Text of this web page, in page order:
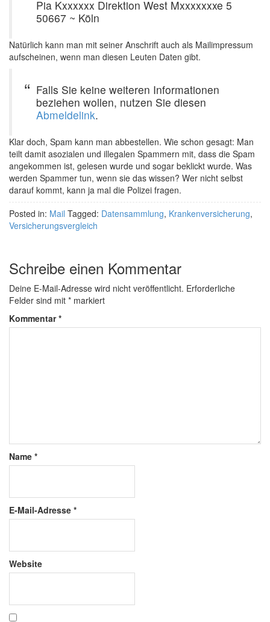
Pia Kxxxxxx Direktion West Mxxxxxxxe 5
50667 ~ Köln
Natürlich kann man mit seiner Anschrift auch als Mailimpressum
aufscheinen, wenn man diesen Leuten Daten gibt.
Falls Sie keine weiteren Informationen
beziehen wollen, nutzen Sie diesen
Abmeldelink.
Klar doch, Spam kann man abbestellen. Wie schon gesagt: Man
teilt damit asozialen und illegalen Spammern mit, dass die Spam
angekommen ist, gelesen wurde und sogar beklickt wurde. Was
werden Spammer tun, wenn sie das wissen? Wer nicht selbst
darauf kommt, kann ja mal die Polizei fragen.
Posted in: Mail Tagged: Datensammlung, Krankenversicherung,
Versicherungsvergleich
Schreibe einen Kommentar
Deine E-Mail-Adresse wird nicht veröffentlicht. Erforderliche
Felder sind mit * markiert
Kommentar*
Name *
E-Mail-Adresse *
Website